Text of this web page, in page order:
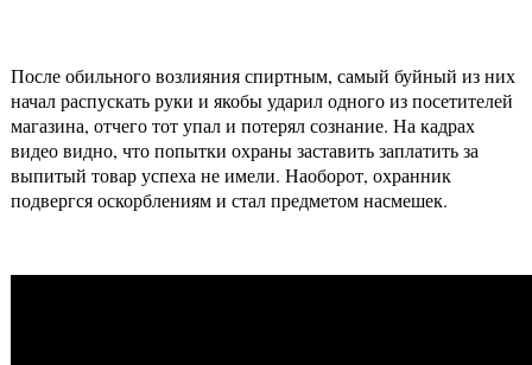
После обильного возлияния спиртным, самый буйный из них
начал распускать руки и якобы ударил одного из посетителей
магазина, отчего тот упал и потерял сознание. На кадрах
видео видно, что попытки охраны заставить заплатить за
выпитый товар успеха не имели. Наоборот, охранник
подвергся оскорблениям и стал предметом насмешек.